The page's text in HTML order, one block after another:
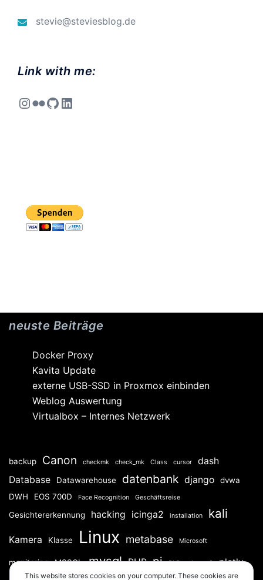
stevie@steviesblog.de
Link with me:
Instagram
Flickr
GitHub
LinkedIn
neuste Beiträge
Docker Proxy
Kavita Update
externe USB-SSD in Proxmox einbinden
Weblog Auswertung
Virtualbox – Internes Netzwerk
backup Canon checkmk check_mk Class cursor
dash
Database
Datawarehouse datenbank django
dvwa
DWH
EOS 700D Face Recognition Geschäftsreise
Gesichtererkennung hacking icinga2 installation kali
Kamera Klasse Linux metabase Microsoft
monitoring MSSQL mysql PHP pi Pi Raspberry 3 plotly
This website stores cookies on your computer. These cookies are